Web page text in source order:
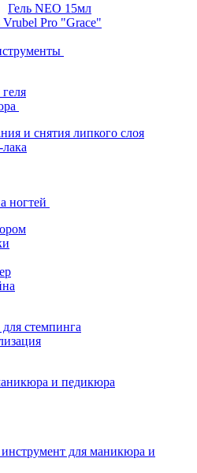
Гель NEO 15мл
Vrubel Pro "Grace"
и снятия липкого слоя
ногтей
стемпинга
и педикюра
для маникюра и